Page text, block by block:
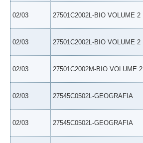
02/03 27501C2002L-BIO VOLUME 2
02/03 27501C2002L-BIO VOLUME 2
02/03 27501C2002M-BIO VOLUME 2
02/03 27545C0502L-GEOGRAFIA
02/03 27545C0502L-GEOGRAFIA